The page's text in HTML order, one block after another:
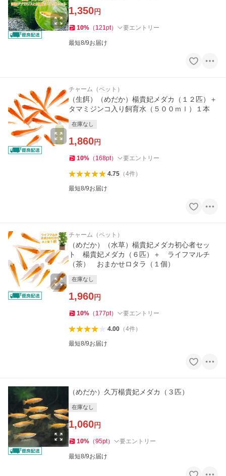
1,350円
10% （ 121pt） 要エントリー
最短8/9お届け
チャーム（ペット）
（生餌）（めだか）楊貴妃メダカ（１２匹）＋
タマミジンコ入り飼育水（５００ｍｌ）１本
在庫なし
1,860円
10% （ 168pt） 要エントリー
4.75（4件）
最短8/9お届け
チャーム（ペット）
（めだか）（水草）楊貴妃メダカ初心者セッ
ト 楊貴妃メダカ（６匹）＋ ライフマルチ
（茶） おまかせロタラ（１個）
在庫なし
1,960円
10% （ 177pt） 要エントリー
4.00（4件）
最短8/9お届け
（めだか）久万楊貴妃メダカ（３匹）
在庫なし
1,060円
10% （95pt） 要エントリー
最短8/9お届け